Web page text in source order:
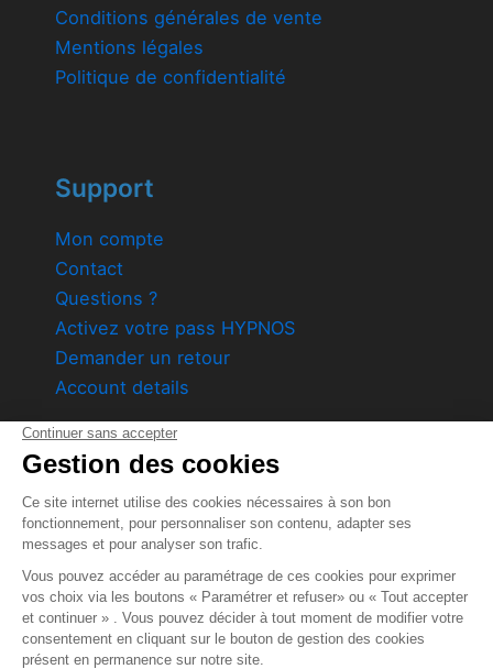
Conditions générales de vente
Mentions légales
Politique de confidentialité
Support
Mon compte
Contact
Questions ?
Activez votre pass HYPNOS
Demander un retour
Account details
Product by
1589 Avenue des Vertes Rives 84 140 Montfavet
Société par action simplifiée au capital variable de 1
000€
Siret: 80995267400038
Ecrire au service client